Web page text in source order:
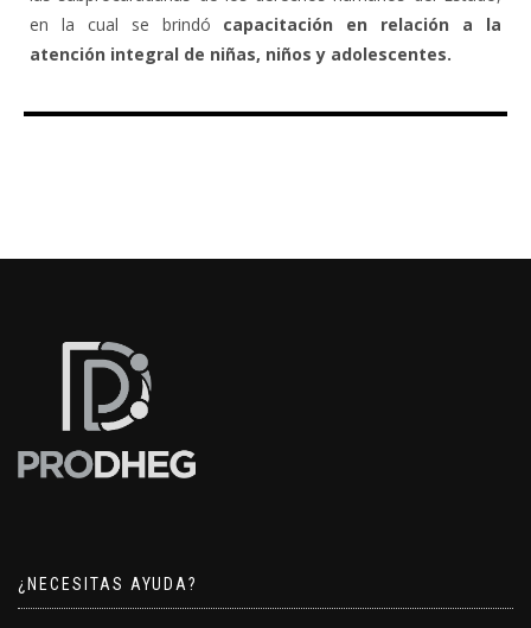
en la cual se brindó capacitación en relación a la
atención integral de niñas, niños y adolescentes.
¿NECESITAS AYUDA?